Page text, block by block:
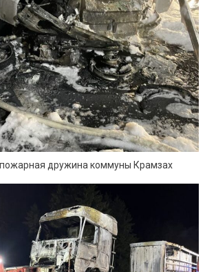
дружина коммуны Крамзах